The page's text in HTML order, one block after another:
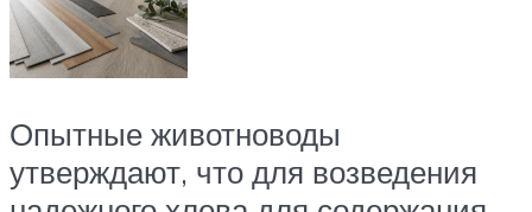
Опытные животноводы
утверждают, что для возведения